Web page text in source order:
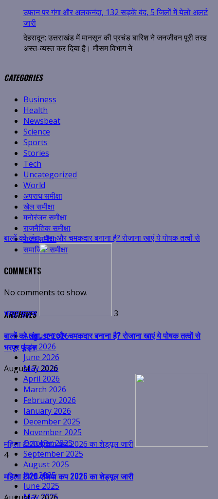
उफान पर गंगा और अलकनंदा, 132 सड़कें बंद, 5 जिलों में येलो अलर्ट
जारी
देहरादून: उत्तराखंड में मानसून की प्रचंड बारिश ने जनजीवन पूरी तरह
अस्त-व्यस्त कर दिया है। मौसम विभाग ने
CATEGORIES
Business
Health
Newsbeat
Science
Sports
Stories
Tech
Uncategorized
World
अपराध समीक्षा
खेल समीक्षा
मनोरंजन समीक्षा
राजनैतिक समीक्षा
राज्य समीक्षा
समाजिक समीक्षा
COMMENTS
No comments to show.
ARCHIVES
August 2026
July 2026
June 2026
May 2026
April 2026
March 2026
February 2026
January 2026
December 2025
November 2025
October 2025
September 2025
August 2025
July 2025
June 2025
May 2025
बालों को लंबा, घना और चमकदार बनाना है? रोजाना खाएं ये पोषक तत्वों से
भरपूर फूड्स
बालों को लंबा, घना और चमकदार बनाना है? रोजाना खाएं ये पोषक तत्वों से
भरपूर फूड्स
August 7, 2026
4
महिला टी20 एशिया कप 2026 का शेड्यूल जारी
August 7, 2026
उफान पर गंगा और अलकनंदा, 132 सड़कें बंद, 5 जिलों में येलो अलर्ट जारी
5
उफान पर गंगा और अलकनंदा, 132 सड़कें बंद, 5 जिलों में येलो अलर्ट जारी
August 7, 2026